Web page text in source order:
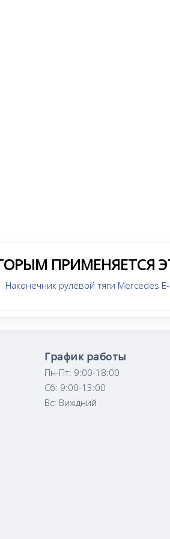
ПРИМЕНЯЕТСЯ
Наконечник рулевой тяги Mercedes
График работы
Пн-Пт: 9:00-18:00
Сб: 9:00-13:00
Вс: Вихідний